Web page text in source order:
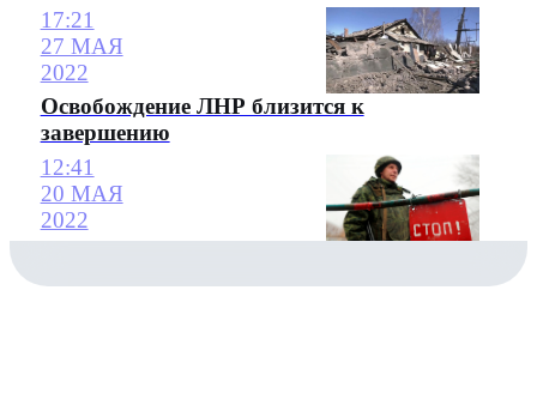
17:21
27 МАЯ
2022
Освобождение ЛНР близится к
завершению
12:41
20 МАЯ
2022